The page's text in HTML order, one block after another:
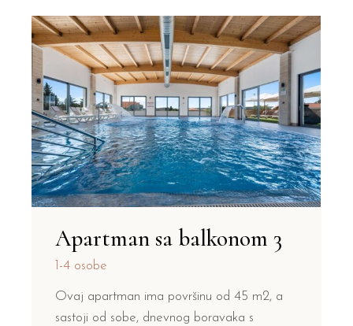
Apartman sa balkonom 3
1-4 osobe
Ovaj apartman ima površinu od 45 m2, a
sastoji od sobe, dnevnog boravaka s